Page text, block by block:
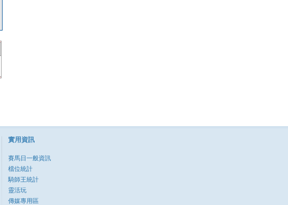
實用資訊
賽馬日一般資訊
檔位統計
騎師王統計
靈活玩
傳媒專用區